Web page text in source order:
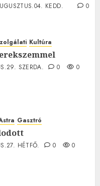
KEDD.
0
Kultúra
SZERDA. 0 0
Gasztró
HÉTFŐ. 0 0